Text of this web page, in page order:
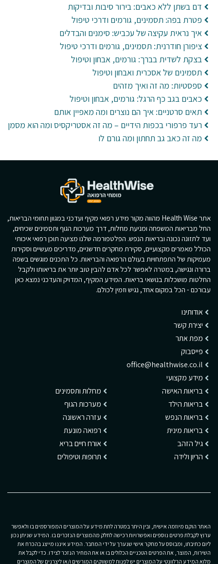
דם בשתן ללא כאבים: בירור סיבות ובדיקות
פטרת בפה: תסמינים, גורמים ודרכי טיפול
איך נראית עקיצה של עכביש: סימנים והבדלים
ציפורן חודרנית: תסמינים, גורמים ודרכי טיפול
בצקת לשדית בברך: גורמים, אבחון וטיפול
תסמינים של אסכרית ואבחון וטיפול
ספסטיות: מה זה ואיך מזהים
כאבים בגב כף הרגל: גורמים, אבחון וטיפול
תאים סרטניים: איך הם נוצרים ומה מאפיין אותם
רעד פרפורי בכפות הידיים – מה זה אסטריקסיס ומה הוא מסמן
מה זה כאב גב תחתון ומה גורם לו
אתר Health Wise מהווה מקור מידע רפואי מקיף ועדכני במגוון תחומי הבריאות,
החל מבריאות המשפחה ומניעת מחלות, דרך מערכות הגוף ותסמינים שכיחים,
ועד לתזונה נכונה ובריאות הנפש. הפלטפורמה שלנו מציעה תוכן רפואי איכותי
הכולל מאמרים מקצועיים, סקירת מחקרים חדשניים, מדריכים מעשיים וסקירות
מעמיקות של התפתחויות בעולם הרפואה והבריאות. כל התכנים מוגשים בשפה
ברורה ונגישה, במטרה לאפשר לכל אדם להבין טוב יותר את בריאותו ולקבל
החלטות מושכלות בנושאי בריאות. המידע המקיף, המדויק והעדכני נמצא כאן
עבורכם - הכל במקום אחד, נגיש וזמין לכולם.
אודותינו
יצירת קשר
מפת אתר
פייסבוק
office@healthwise.co.il
מידע מקצועי
בריאות האישה
בריאות הילד
בריאות הנפש
בריאות מינית
גיל הזהב
הריון ולידה
מחלות ותסמינים
מערכות הגוף
עזרה ראשונה
רפואה מונעת
אורח חיים בריא
תרופות וטיפולים
האתר הוקם מיוזמה אישית, ובין היתר במטרה לתת מידע על המוצרים המפורסמים בו ולאפשר
ערוץ לקבלת פרטים נוספים ואפשרויות רכישה לחלק מהמוצרים הנזכרים בו. המידע שניתן נכון
ליום כתיבתו, ומבוסס על מחקר אישי שנערך על ידי המחבר. המידע איננו מייצג בהכרח את
השירות, המוצר, את הפרטים הטכניים הכלולים בו או את המחיר הנזכר לצידו. כדי לקבל את
מלוא המידע הרלוונטי על המוצרים יש לפנות למשווקים המורשים ו/או ליצרנים של המוצרים